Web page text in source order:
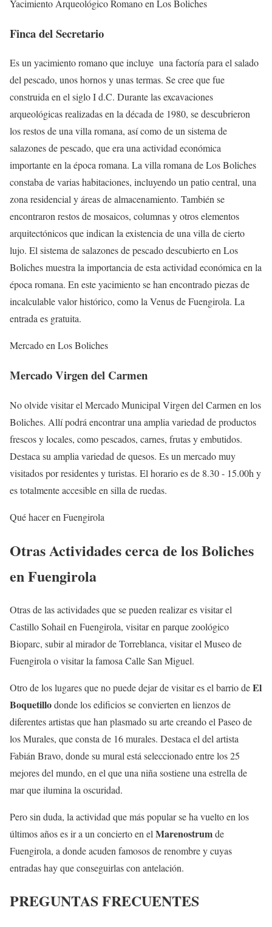
Yacimiento Arqueológico Romano en Los Boliches
Finca del Secretario
Es un yacimiento romano que incluye una factoría para el salado
del pescado, unos hornos y unas termas. Se cree que fue
construida en el siglo I d.C. Durante las excavaciones
arqueológicas realizadas en la década de 1980, se descubrieron
los restos de una villa romana, así como de un sistema de
salazones de pescado, que era una actividad económica
importante en la época romana. La villa romana de Los Boliches
constaba de varias habitaciones, incluyendo un patio central, una
zona residencial y áreas de almacenamiento. También se
encontraron restos de mosaicos, columnas y otros elementos
arquitectónicos que indican la existencia de una villa de cierto
lujo. El sistema de salazones de pescado descubierto en Los
Boliches muestra la importancia de esta actividad económica en la
época romana. En este yacimiento se han encontrado piezas de
incalculable valor histórico, como la Venus de Fuengirola. La
entrada es gratuita.
Mercado en Los Boliches
Mercado Virgen del Carmen
No olvide visitar el Mercado Municipal Virgen del Carmen en los
Boliches. Allí podrá encontrar una amplia variedad de productos
frescos y locales, como pescados, carnes, frutas y embutidos.
Destaca su amplia variedad de quesos. Es un mercado muy
visitados por residentes y turistas. El horario es de 8.30 - 15.00h y
es totalmente accesible en silla de ruedas.
Qué hacer en Fuengirola
Otras Actividades cerca de los Boliches
en Fuengirola
Otras de las actividades que se pueden realizar es visitar el
Castillo Sohail en Fuengirola, visitar en parque zoológico
Bioparc, subir al mirador de Torreblanca, visitar el Museo de
Fuengirola o visitar la famosa Calle San Miguel.
Otro de los lugares que no puede dejar de visitar es el barrio deEl
Boquetillodonde los edificios se convierten en lienzos de
diferentes artistas que han plasmado su arte creando el Paseo de
los Murales, que consta de 16 murales. Destaca el del artista
Fabián Bravo, donde su mural está seleccionado entre los 25
mejores del mundo, en el que una niña sostiene una estrella de
mar que ilumina la oscuridad.
Pero sin duda, la actividad que más popular se ha vuelto en los
últimos años es ir a un concierto en el Marenostrumde
Fuengirola, a donde acuden famosos de renombre y cuyas
entradas hay que conseguirlas con antelación.
PREGUNTAS FRECUENTES